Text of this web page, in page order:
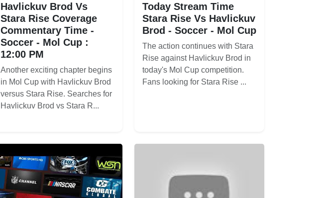
Havlickuv Brod Vs
Stara Rise Coverage
Commentary Time -
Soccer - Mol Cup :
12:00 PM
Another exciting chapter begins
in Mol Cup with Havlickuv Brod
versus Stara Rise. Searches for
Havlickuv Brod vs Stara R...
Today Stream Time
Stara Rise Vs Havlickuv
Brod - Soccer - Mol Cup
The action continues with Stara
Rise against Havlickuv Brod in
today's Mol Cup competition.
Fans looking for Stara Rise ...